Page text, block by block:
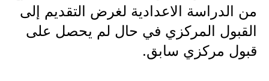
المرحلة الاعدادية
كتب مدرسية
من الدراسة الاعدادية لغرض التقديم إلى
القبول المركزي في حال لم يحصل على
قبول مركزي سابق.